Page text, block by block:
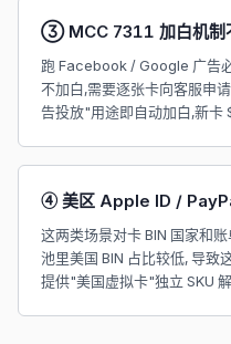
③ MCC 7311 加白机制
跑 Facebook / Google 广告
不加白,需要逐张卡向客服申
告投放"用途即自动加白,新卡
④ 美区 Apple ID /
这两类场景对卡 BIN 国家和
池里美国 BIN 占比较低, 导致
提供"美国虚拟卡"独立 SKU 解